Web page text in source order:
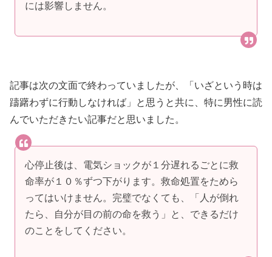
には影響しません。
記事は次の文面で終わっていましたが、「いざという時は
躊躇わずに行動しなければ」と思うと共に、特に男性に読
んでいただきたい記事だと思いました。
心停止後は、電気ショックが１分遅れるごとに救
命率が１０％ずつ下がります。救命処置をためら
ってはいけません。完璧でなくても、「人が倒れ
たら、自分が目の前の命を救う」と、できるだけ
のことをしてください。